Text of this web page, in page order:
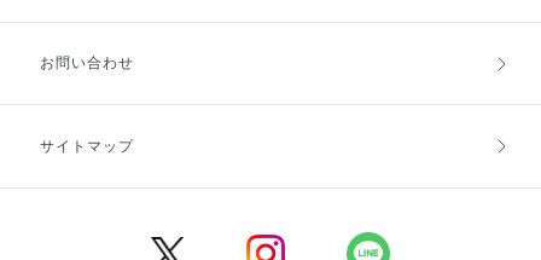
お支払方法
キャンセル・返品・交換
お問い合わせ
サイトマップ